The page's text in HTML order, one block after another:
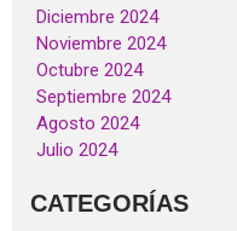
Diciembre 2024
Noviembre 2024
Octubre 2024
Septiembre 2024
Agosto 2024
Julio 2024
CATEGORÍAS